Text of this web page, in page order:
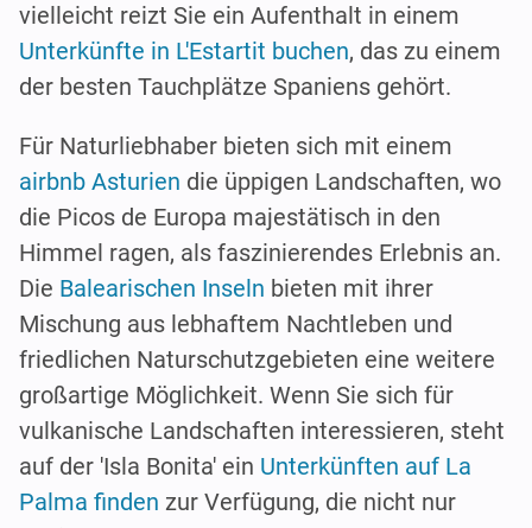
vielleicht reizt Sie ein Aufenthalt in einem
Unterkünfte in L'Estartit buchen, das zu einem
der besten Tauchplätze Spaniens gehört.
Für Naturliebhaber bieten sich mit einem
airbnb Asturien die üppigen Landschaften, wo
die Picos de Europa majestätisch in den
Himmel ragen, als faszinierendes Erlebnis an.
Die Balearischen Inseln bieten mit ihrer
Mischung aus lebhaftem Nachtleben und
friedlichen Naturschutzgebieten eine weitere
großartige Möglichkeit. Wenn Sie sich für
vulkanische Landschaften interessieren, steht
auf der 'Isla Bonita' ein Unterkünften auf La
Palma finden zur Verfügung, die nicht nur